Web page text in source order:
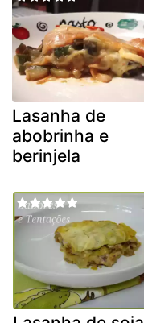
Lasanha de
abobrinha e
berinjela